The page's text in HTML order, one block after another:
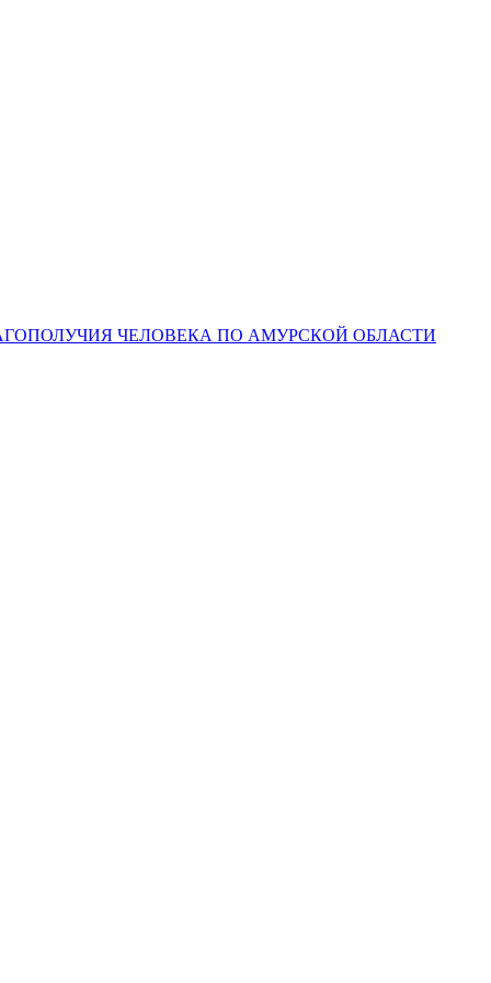
ЧЕЛОВЕКА ПО АМУРСКОЙ ОБЛАСТИ